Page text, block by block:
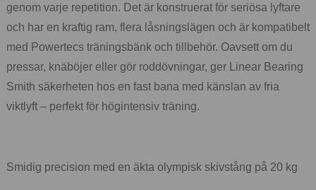
genom varje repetition. Det är konstruerat för seriösa lyftare
och har en kraftig ram, flera låsningslägen och är kompatibelt
med Powertecs träningsbänk och tillbehör. Oavsett om du
pressar, knäböjer eller gör roddövningar, ger Linear Bearing
Smith säkerheten hos en fast bana med känslan av fria
viktlyft – perfekt för högintensiv träning.
Smidig precision med en äkta olympisk skivstång på 20 kg